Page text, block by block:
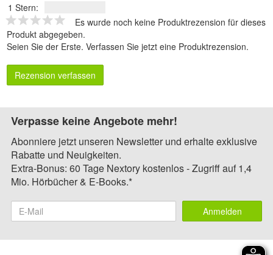
1 Stern:
Es wurde noch keine Produktrezension für dieses
Produkt abgegeben.
Seien Sie der Erste. Verfassen Sie jetzt eine Produktrezension.
Rezension verfassen
Verpasse keine Angebote mehr!
Abonniere jetzt unseren Newsletter und erhalte exklusive
Rabatte und Neuigkeiten.
Extra-Bonus: 60 Tage Nextory kostenlos - Zugriff auf 1,4
Mio. Hörbücher & E-Books.*
Anmelden